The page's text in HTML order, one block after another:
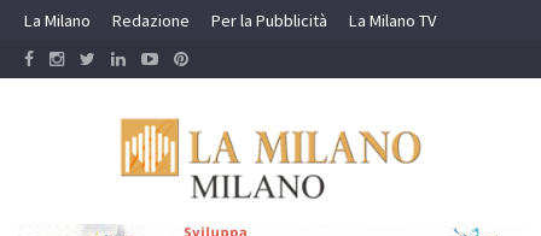
Skip
content
La Milano Redazione Per la Pubblicità La Milano TV